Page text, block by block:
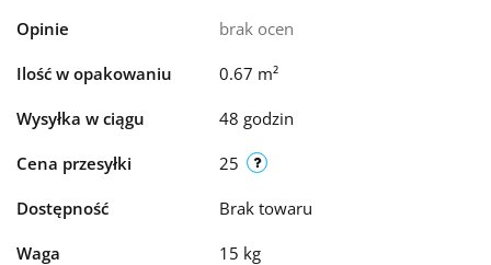
Opinie brak ocen
Ilość w opakowaniu 0.67 m²
Wysyłka w ciągu 48 godzin
Cena przesyłki 25
Dostępność Brak towaru
Waga 15 kg